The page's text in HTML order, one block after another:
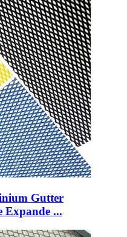
Gutter
Expande ...